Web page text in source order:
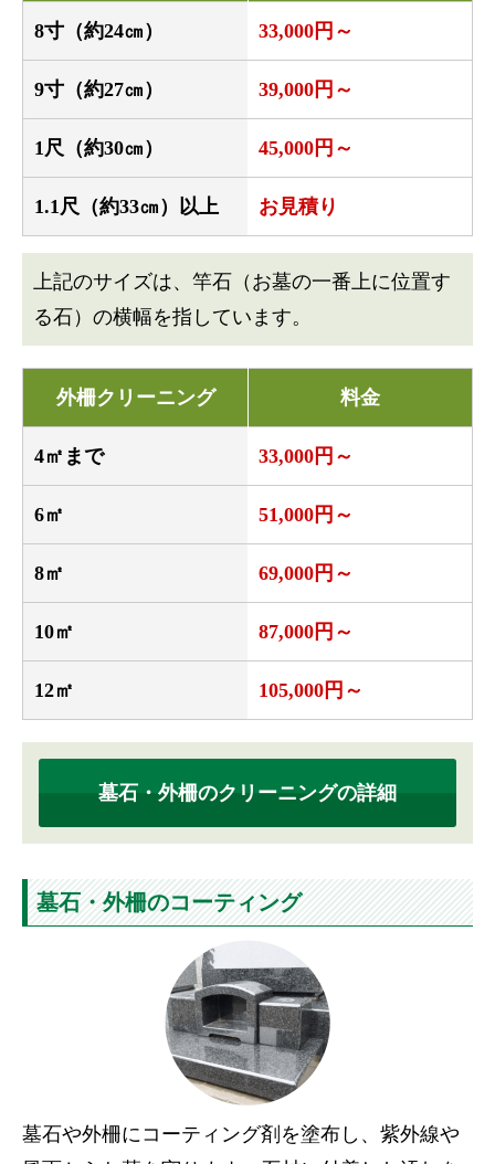
8寸（約24㎝） 33,000円～
9寸（約27㎝） 39,000円～
1尺（約30㎝） 45,000円～
1.1尺（約33㎝）以上 お見積り
上記のサイズは、竿石（お墓の一番上に位置す
る石）の横幅を指しています。
外柵クリーニング 料金
4㎡まで 33,000円～
6㎡ 51,000円～
8㎡ 69,000円～
10㎡ 87,000円～
12㎡ 105,000円～
墓石・外柵のクリーニングの詳細
墓石・外柵のコーティング
墓石や外柵にコーティング剤を塗布し、紫外線や